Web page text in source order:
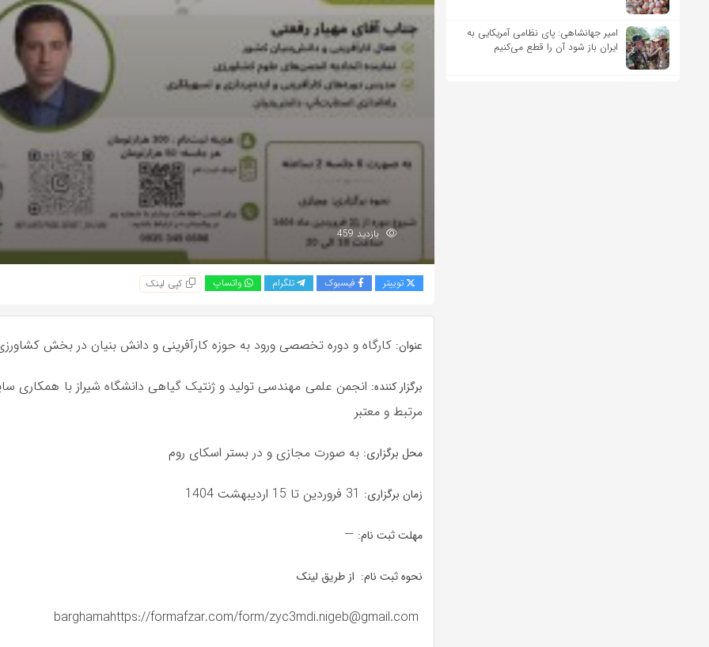
امیر جهانشاهی: پای نظامی آمریکایی به
ایران باز شود آن را قطع می‌کنیم
بازدید 459
توییتر فیسبوک تلگرام واتساپ کپی لینک
عنوان: کارگاه‌ و دوره تخصصی ورود به حوزه کارآفرینی و دانش بنیان در بخش
برگزار کننده: انجمن علمی مهندسی تولید و ژنتیک گیاهی دانشگاه شیراز با همکاری
مرتبط و معتبر
محل برگزاری: به صورت مجازی و در بستر اسکای روم
زمان برگزاری:
مهلت ثبت نام: —
نحوه ثبت نام: از طریق لینک